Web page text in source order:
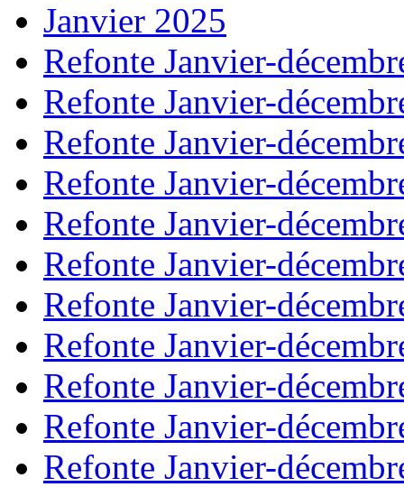
Janvier 2025
Refonte Janvier-
Refonte Janvier-
Refonte Janvier-
Refonte Janvier-
Refonte Janvier-
Refonte Janvier-
Refonte Janvier-
Refonte Janvier-
Refonte Janvier-
Refonte Janvier-
Refonte Janvier-